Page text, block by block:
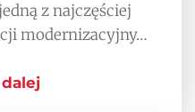
z najczęściej
modernizacyjny…